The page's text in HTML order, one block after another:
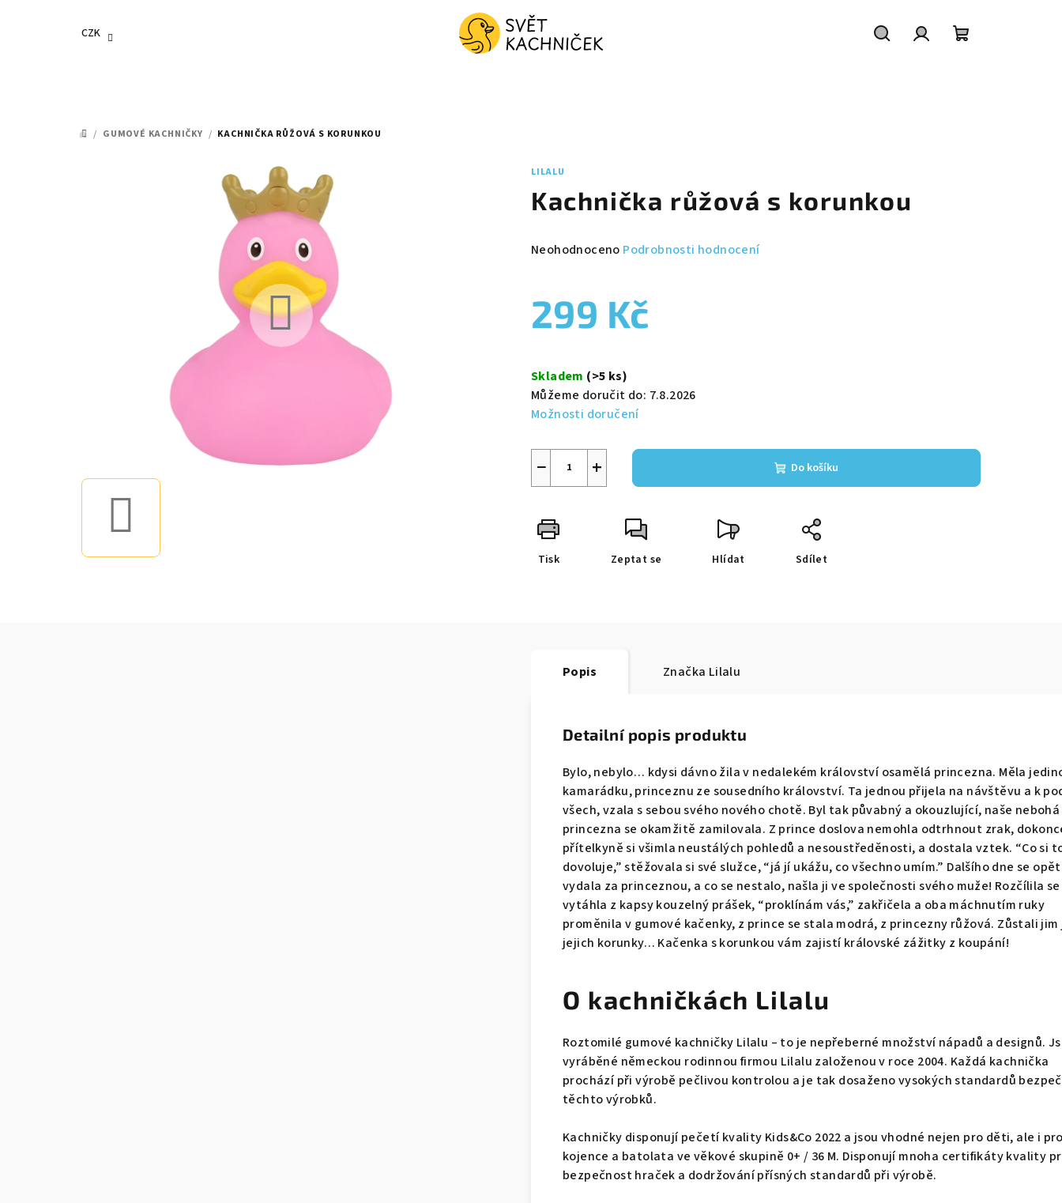
CZK
DOMŮ
/ GUMOVÉ KACHNIČKY / KACHNIČKA RŮŽOVÁ S KORUNKOU
LILALU
Kachnička růžová s korunkou
Průměrné
je
0,0
hvězdiček.
Neohodnoceno Podrobnosti hodnocení
299 Kč
cena:
Skladem (>5 ks)
Můžeme doručit do: 7.8.2026
Možnosti doručení
+
− Do košíku
Tisk Zeptat se Hlídat Sdílet
Popis Značka Lilalu
Detailní popis produktu
Bylo, nebylo… kdysi dávno žila v nedalekém království osamělá princezna. Měla
kamarádku, princeznu ze sousedního království. Ta jednou přijela na návštěvu a k
všech, vzala s sebou svého nového chotě. Byl tak půvabný a okouzlující, naše nebohá
princezna se okamžitě zamilovala. Z prince doslova nemohla odtrhnout zrak,
přítelkyně si všimla neustálých pohledů a nesoustředěnosti, a dostala vztek. “Co si
dovoluje,” stěžovala si své služce, “já jí ukážu, co všechno umím.” Dalšího dne se opět
vydala za princeznou, a co se nestalo, našla ji ve společnosti svého muže! Rozčílila
vytáhla z kapsy kouzelný prášek, “proklínám vás,” zakřičela a oba máchnutím ruky
proměnila v gumové kačenky, z prince se stala modrá, z princezny růžová. Zůstali jim
jejich korunky… Kačenka s korunkou vám zajistí královské zážitky z koupání!
O kachničkách Lilalu
Roztomilé gumové kachničky Lilalu – to je nepřeberné množství nápadů a designů.
vyráběné německou rodinnou firmou Lilalu založenou v roce 2004. Každá kachnička
prochází při výrobě pečlivou kontrolou a je tak dosaženo vysokých standardů
těchto výrobků.
Kachničky disponují pečetí kvality Kids&Co 2022 a jsou vhodné nejen pro děti, ale i
kojence a batolata ve věkové skupině 0+ / 36 M. Disponují mnoha certifikáty kvality
bezpečnost hraček a dodržování přísných standardů při výrobě.